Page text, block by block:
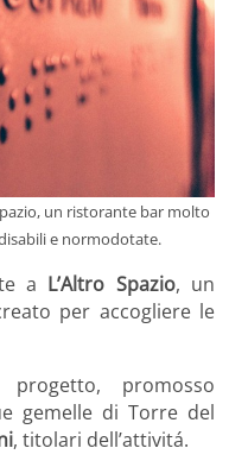
un ristorante bar molto
e normodotate.
a L’Altro Spazio, un
per accogliere le
promosso
gemelle di Torre del
, titolari dell’attivitá.